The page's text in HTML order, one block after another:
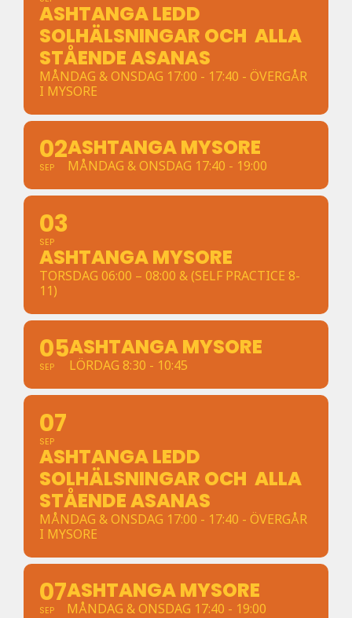
ASHTANGA LEDD
SOLHÄLSNINGAR OCH ALLA
STÅENDE ASANAS
MÅNDAG & ONSDAG 17:00 - 17:40 - ÖVERGÅR
I MYSORE
02
SEP
ASHTANGA MYSORE
MÅNDAG & ONSDAG 17:40 - 19:00
03
SEP
ASHTANGA MYSORE
TORSDAG 06:00 – 08:00 & (SELF PRACTICE 8-
11)
05
SEP
ASHTANGA MYSORE
LÖRDAG 8:30 - 10:45
07
SEP
ASHTANGA LEDD
SOLHÄLSNINGAR OCH ALLA
STÅENDE ASANAS
MÅNDAG & ONSDAG 17:00 - 17:40 - ÖVERGÅR
I MYSORE
07
SEP
ASHTANGA MYSORE
MÅNDAG & ONSDAG 17:40 - 19:00